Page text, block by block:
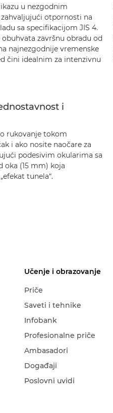
u nezgodnim
otpornosti na
sa specifikacijom JIS 4.
završnu obradu od
najnezgodnije vremenske
čini idealnim za intenzivnu
i
rukovanje tokom
i ako nosite naočare za
podesivim okularima sa
oka (15 mm) koja
tunela“.
Učenje i obrazovanje
Priče
Saveti i tehnike
Infobank
Profesionalne priče
Ambasadori
Događaji
Poslovni uvidi